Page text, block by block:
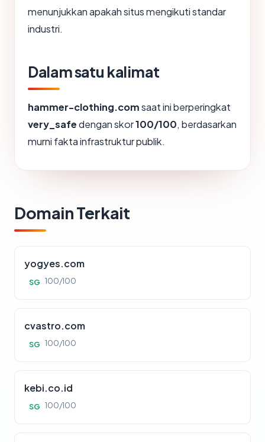
menunjukkan apakah situs mengikuti standar
industri.
Dalam satu kalimat
hammer-clothing.comsaat ini berperingkat
very_safedengan skor100/100, berdasarkan
murni fakta infrastruktur publik.
Domain Terkait
yogyes.com
SG 100/100
cvastro.com
SG 100/100
kebi.co.id
SG 100/100